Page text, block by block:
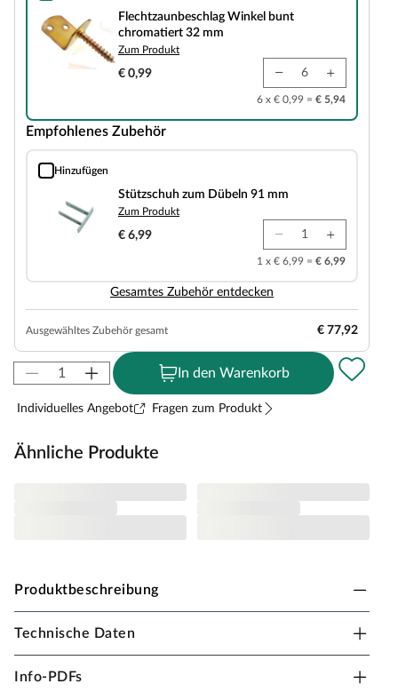
Flechtzaunbeschlag Winkel bunt
chromatiert 32 mm
Zum Produkt
€ 0,99
6 x € 0,99 = € 5,94
Empfohlenes Zubehör
Hinzufügen
Stützschuh zum Dübeln 91 mm
Stützschuh zum Dübeln 91 mm
Zum Produkt
€ 6,99
1 x € 6,99 = € 6,99
Gesamtes Zubehör entdecken
Ausgewähltes Zubehör gesamt € 77,92
In den Warenkorb
Individuelles Angebot Fragen zum Produkt
Ähnliche Produkte
Produktbeschreibung
Sichtschutzzaun Rhombus Europäische Lärche
robusten Rhombusprofilen, die langlebig und
Technische Daten
Info-PDFs